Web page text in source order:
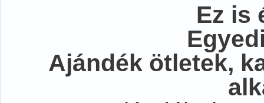
Ez is
Ajándék ötletek,